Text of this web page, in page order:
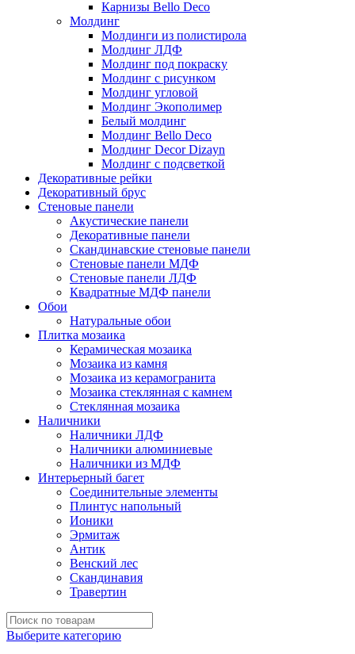
Карнизы Bello Deco
Молдинг
Молдинги из полистирола
Молдинг ЛДФ
Молдинг под покраску
Молдинг с рисунком
Молдинг угловой
Молдинг Экополимер
Белый молдинг
Молдинг Bello Deco
Молдинг Decor Dizayn
Молдинг с подсветкой
Декоративные рейки
Декоративный брус
Стеновые панели
Акустические панели
Декоративные панели
Скандинавские стеновые панели
Стеновые панели МДФ
Стеновые панели ЛДФ
Квадратные МДФ панели
Обои
Натуральные обои
Плитка мозаика
Керамическая мозаика
Мозаика из камня
Мозаика из керамогранита
Мозаика стеклянная с камнем
Стеклянная мозаика
Наличники
Наличники ЛДФ
Наличники алюминиевые
Наличники из МДФ
Интерьерный багет
Соединительные элементы
Плинтус напольный
Ионики
Эрмитаж
Антик
Венский лес
Скандинавия
Травертин
Выберите категорию